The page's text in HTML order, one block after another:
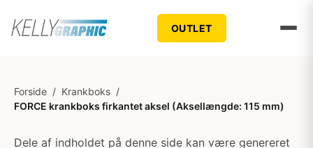
OUTLET
Forside / Krankboks /
FORCE krankboks firkantet aksel (Aksellængde: 115 mm)
Dele af indholdet på denne side kan være genereret